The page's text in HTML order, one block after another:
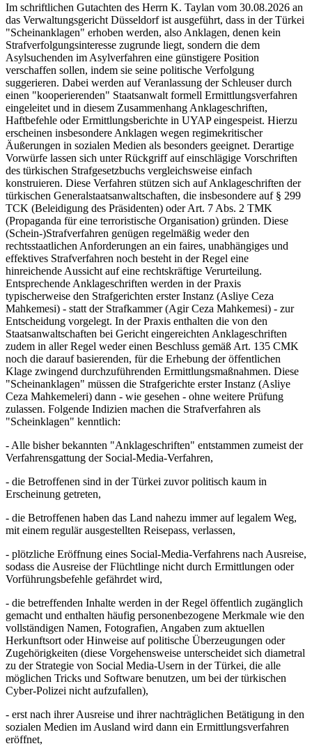
Im schriftlichen Gutachten des Herrn K. Taylan vom 30.08.2026 an
das Verwaltungsgericht Düsseldorf ist ausgeführt, dass in der Türkei
"Scheinanklagen" erhoben werden, also Anklagen, denen kein
Strafverfolgungsinteresse zugrunde liegt, sondern die dem
Asylsuchenden im Asylverfahren eine günstigere Position
verschaffen sollen, indem sie seine politische Verfolgung
suggerieren. Dabei werden auf Veranlassung der Schleuser durch
einen "kooperierenden" Staatsanwalt formell Ermittlungsverfahren
eingeleitet und in diesem Zusammenhang Anklageschriften,
Haftbefehle oder Ermittlungsberichte in UYAP eingespeist. Hierzu
erscheinen insbesondere Anklagen wegen regimekritischer
Äußerungen in sozialen Medien als besonders geeignet. Derartige
Vorwürfe lassen sich unter Rückgriff auf einschlägige Vorschriften
des türkischen Strafgesetzbuchs vergleichsweise einfach
konstruieren. Diese Verfahren stützen sich auf Anklageschriften der
türkischen Generalstaatsanwaltschaften, die insbesondere auf § 299
TCK (Beleidigung des Präsidenten) oder Art. 7 Abs. 2 TMK
(Propaganda für eine terroristische Organisation) gründen. Diese
(Schein-)Strafverfahren genügen regelmäßig weder den
rechtsstaatlichen Anforderungen an ein faires, unabhängiges und
effektives Strafverfahren noch besteht in der Regel eine
hinreichende Aussicht auf eine rechtskräftige Verurteilung.
Entsprechende Anklageschriften werden in der Praxis
typischerweise den Strafgerichten erster Instanz (Asliye Ceza
Mahkemesi) - statt der Strafkammer (Agir Ceza Mahkemesi) - zur
Entscheidung vorgelegt. In der Praxis enthalten die von den
Staatsanwaltschaften bei Gericht eingereichten Anklageschriften
zudem in aller Regel weder einen Beschluss gemäß Art. 135 CMK
noch die darauf basierenden, für die Erhebung der öffentlichen
Klage zwingend durchzuführenden Ermittlungsmaßnahmen. Diese
"Scheinanklagen" müssen die Strafgerichte erster Instanz (Asliye
Ceza Mahkemeleri) dann - wie gesehen - ohne weitere Prüfung
zulassen. Folgende Indizien machen die Strafverfahren als
"Scheinklagen" kenntlich:
- Alle bisher bekannten "Anklageschriften" entstammen zumeist der
Verfahrensgattung der Social-Media-Verfahren,
- die Betroffenen sind in der Türkei zuvor politisch kaum in
Erscheinung getreten,
- die Betroffenen haben das Land nahezu immer auf legalem Weg,
mit einem regulär ausgestellten Reisepass, verlassen,
- plötzliche Eröffnung eines Social-Media-Verfahrens nach Ausreise,
sodass die Ausreise der Flüchtlinge nicht durch Ermittlungen oder
Vorführungsbefehle gefährdet wird,
- die betreffenden Inhalte werden in der Regel öffentlich zugänglich
gemacht und enthalten häufig personenbezogene Merkmale wie den
vollständigen Namen, Fotografien, Angaben zum aktuellen
Herkunftsort oder Hinweise auf politische Überzeugungen oder
Zugehörigkeiten (diese Vorgehensweise unterscheidet sich diametral
zu der Strategie von Social Media-Usern in der Türkei, die alle
möglichen Tricks und Software benutzen, um bei der türkischen
Cyber-Polizei nicht aufzufallen),
- erst nach ihrer Ausreise und ihrer nachträglichen Betätigung in den
sozialen Medien im Ausland wird dann ein Ermittlungsverfahren
eröffnet,